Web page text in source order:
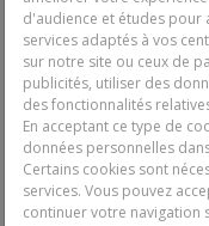
Vos vacances
compris
Partez l'esprit léger
d'audience et études
services adaptés à vos
sur notre site ou ceux de
publicités, utiliser des
des fonctionnalités
En acceptant ce type de
données personnelles
Certains cookies sont
services. Vous pouvez
continuer votre navigation